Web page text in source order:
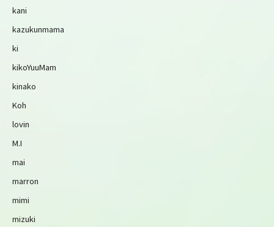
kani
kazukunmama
ki
kikoYuuMam
kinako
Koh
lovin
M.I
mai
marron
mimi
mizuki